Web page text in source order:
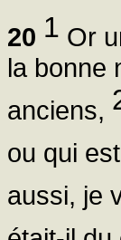
20 1 Or
la bonne
anciens,
ou qui
aussi, je